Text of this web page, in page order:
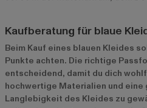
Kaufberatung für blaue
Beim Kauf eines blauen Kleides
Punkte achten. Die richtige
entscheidend, damit du dich
hochwertige Materialien und eine
Langlebigkeit des Kleides zu